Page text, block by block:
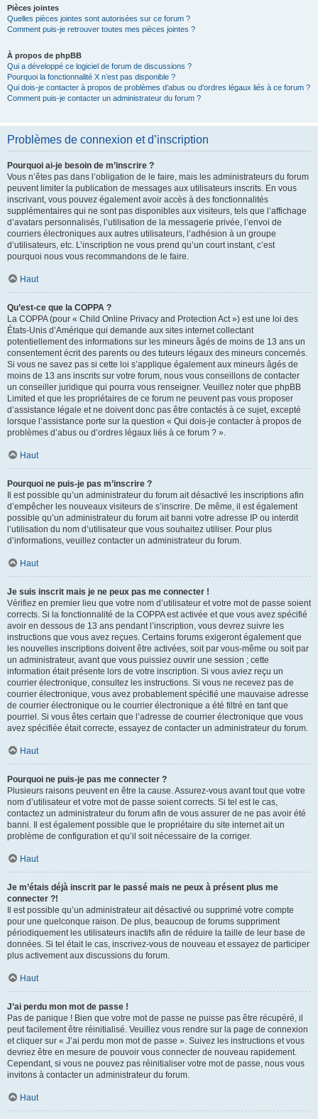
Pièces jointes
Quelles pièces jointes sont autorisées sur ce forum ?
Comment puis-je retrouver toutes mes pièces jointes ?
À propos de phpBB
Qui a développé ce logiciel de forum de discussions ?
Pourquoi la fonctionnalité X n’est pas disponible ?
Qui dois-je contacter à propos de problèmes d’abus ou d’ordres légaux liés à ce forum ?
Comment puis-je contacter un administrateur du forum ?
Problèmes de connexion et d’inscription
Pourquoi ai-je besoin de m’inscrire ?
Vous n’êtes pas dans l’obligation de le faire, mais les administrateurs du forum
peuvent limiter la publication de messages aux utilisateurs inscrits. En vous
inscrivant, vous pouvez également avoir accès à des fonctionnalités
supplémentaires qui ne sont pas disponibles aux visiteurs, tels que l’affichage
d’avatars personnalisés, l’utilisation de la messagerie privée, l’envoi de
courriers électroniques aux autres utilisateurs, l’adhésion à un groupe
d’utilisateurs, etc. L’inscription ne vous prend qu’un court instant, c’est
pourquoi nous vous recommandons de le faire.
Haut
Qu’est-ce que la COPPA ?
La COPPA (pour « Child Online Privacy and Protection Act ») est une loi des
États-Unis d’Amérique qui demande aux sites internet collectant
potentiellement des informations sur les mineurs âgés de moins de 13 ans un
consentement écrit des parents ou des tuteurs légaux des mineurs concernés.
Si vous ne savez pas si cette loi s’applique également aux mineurs âgés de
moins de 13 ans inscrits sur votre forum, nous vous conseillons de contacter
un conseiller juridique qui pourra vous renseigner. Veuillez noter que phpBB
Limited et que les propriétaires de ce forum ne peuvent pas vous proposer
d’assistance légale et ne doivent donc pas être contactés à ce sujet, excepté
lorsque l’assistance porte sur la question « Qui dois-je contacter à propos de
problèmes d’abus ou d’ordres légaux liés à ce forum ? ».
Haut
Pourquoi ne puis-je pas m’inscrire ?
Il est possible qu’un administrateur du forum ait désactivé les inscriptions afin
d’empêcher les nouveaux visiteurs de s’inscrire. De même, il est également
possible qu’un administrateur du forum ait banni votre adresse IP ou interdit
l’utilisation du nom d’utilisateur que vous souhaitez utiliser. Pour plus
d’informations, veuillez contacter un administrateur du forum.
Haut
Je suis inscrit mais je ne peux pas me connecter !
Vérifiez en premier lieu que votre nom d’utilisateur et votre mot de passe soient
corrects. Si la fonctionnalité de la COPPA est activée et que vous avez spécifié
avoir en dessous de 13 ans pendant l’inscription, vous devrez suivre les
instructions que vous avez reçues. Certains forums exigeront également que
les nouvelles inscriptions doivent être activées, soit par vous-même ou soit par
un administrateur, avant que vous puissiez ouvrir une session ; cette
information était présente lors de votre inscription. Si vous aviez reçu un
courrier électronique, consultez les instructions. Si vous ne recevez pas de
courrier électronique, vous avez probablement spécifié une mauvaise adresse
de courrier électronique ou le courrier électronique a été filtré en tant que
pourriel. Si vous êtes certain que l’adresse de courrier électronique que vous
avez spécifiée était correcte, essayez de contacter un administrateur du forum.
Haut
Pourquoi ne puis-je pas me connecter ?
Plusieurs raisons peuvent en être la cause. Assurez-vous avant tout que votre
nom d’utilisateur et votre mot de passe soient corrects. Si tel est le cas,
contactez un administrateur du forum afin de vous assurer de ne pas avoir été
banni. Il est également possible que le propriétaire du site internet ait un
problème de configuration et qu’il soit nécessaire de la corriger.
Haut
Je m’étais déjà inscrit par le passé mais ne peux à présent plus me
connecter ?!
Il est possible qu’un administrateur ait désactivé ou supprimé votre compte
pour une quelconque raison. De plus, beaucoup de forums suppriment
périodiquement les utilisateurs inactifs afin de réduire la taille de leur base de
données. Si tel était le cas, inscrivez-vous de nouveau et essayez de participer
plus activement aux discussions du forum.
Haut
J’ai perdu mon mot de passe !
Pas de panique ! Bien que votre mot de passe ne puisse pas être récupéré, il
peut facilement être réinitialisé. Veuillez vous rendre sur la page de connexion
et cliquer sur « J’ai perdu mon mot de passe ». Suivez les instructions et vous
devriez être en mesure de pouvoir vous connecter de nouveau rapidement.
Cependant, si vous ne pouvez pas réinitialiser votre mot de passe, nous vous
invitons à contacter un administrateur du forum.
Haut